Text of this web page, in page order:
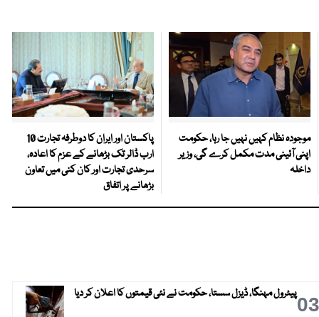
موجودہ نظام کہیں نہیں جا رہا، حکومت
اپنی آئینی مدت مکمل کرے گی، وزیر
داخلہ
پاکستان اور ایران کا دوطرفہ تجارت 10
ارب ڈالر تک بڑھانے کے عزم کا اعادہ،
سرحدی تجارت اور کان کنی میں تعاون
بڑھانے پر اتفاق
03پیٹرول مہنگا، ڈیزل سستا، حکومت نے نئی قیمتوں کا اعلان کر دیا